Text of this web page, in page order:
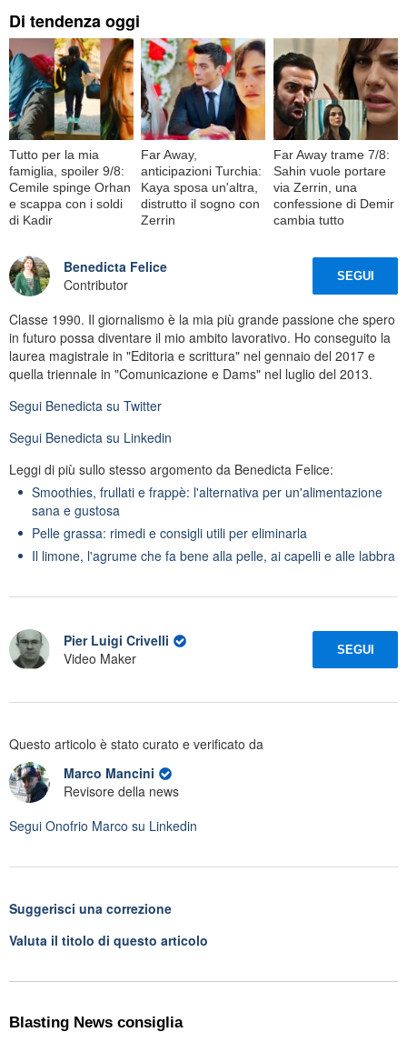
Di tendenza oggi
Tutto per la mia
famiglia, spoiler 9/8:
Cemile spinge Orhan
e scappa con i soldi
di Kadir
Far Away,
anticipazioni Turchia:
Kaya sposa un'altra,
distrutto il sogno con
Zerrin
Far Away trame 7/8:
Sahin vuole portare
via Zerrin, una
confessione di Demir
cambia tutto
Benedicta Felice
Contributor
SEGUI
Classe 1990. Il giornalismo è la mia più grande passione che spero
in futuro possa diventare il mio ambito lavorativo. Ho conseguito la
laurea magistrale in "Editoria e scrittura" nel gennaio del 2017 e
quella triennale in "Comunicazione e Dams" nel luglio del 2013.
Segui Benedicta su Twitter
Segui Benedicta su Linkedin
Leggi di più sullo stesso argomento da Benedicta Felice:
Smoothies, frullati e frappè: l'alternativa per un'alimentazione
sana e gustosa
Pelle grassa: rimedi e consigli utili per eliminarla
Il limone, l'agrume che fa bene alla pelle, ai capelli e alle labbra
Pier Luigi Crivelli
Video Maker
SEGUI
Questo articolo è stato curato e verificato da
Marco Mancini
Revisore della news
Segui Onofrio Marco su Linkedin
Suggerisci una correzione
Valuta il titolo di questo articolo
Blasting News consiglia